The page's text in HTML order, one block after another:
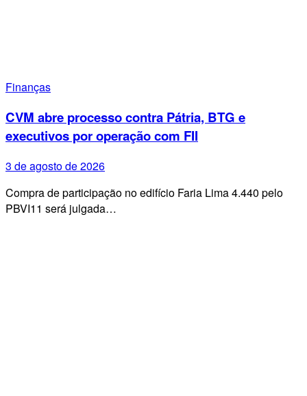
Finanças
CVM abre processo contra Pátria, BTG e
executivos por operação com FII
3 de agosto de 2026
Compra de participação no edifício Faria Lima 4.440 pelo
PBVI11 será julgada…